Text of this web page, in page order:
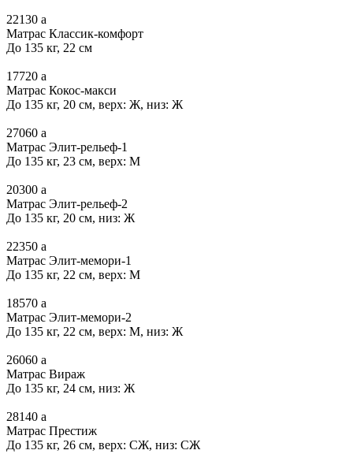
22130 a
Матрас Классик-комфорт
До 135 кг, 22 см
17720 a
Матрас Кокос-макси
До 135 кг, 20 см, верх: Ж, низ: Ж
27060 a
Матрас Элит-рельеф-1
До 135 кг, 23 см, верх: М
20300 a
Матрас Элит-рельеф-2
До 135 кг, 20 см, низ: Ж
22350 a
Матрас Элит-мемори-1
До 135 кг, 22 см, верх: М
18570 a
Матрас Элит-мемори-2
До 135 кг, 22 см, верх: М, низ: Ж
26060 a
Матрас Вираж
До 135 кг, 24 см, низ: Ж
28140 a
Матрас Престиж
До 135 кг, 26 см, верх: СЖ, низ: СЖ